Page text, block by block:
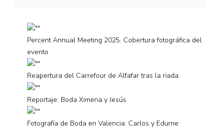
Percent Annual Meeting 2025. Cobertura fotográfica del
evento
Reapertura del Carrefour de Alfafar tras la riada
Reportaje: Boda Ximena y Jesús
Fotografía de Boda en Valencia: Carlos y Edurne